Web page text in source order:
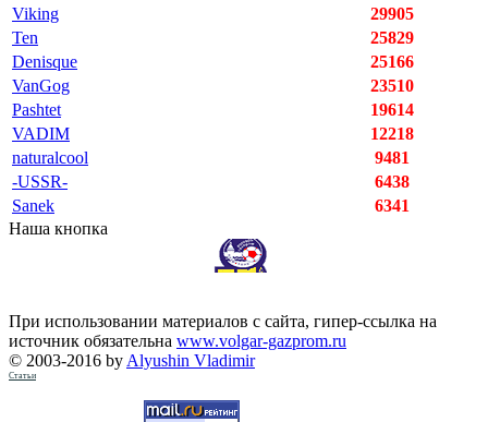
Viking
29905
Ten
25829
Denisque
25166
VanGog
23510
Pashtet
19614
VADIM
12218
naturalcool
9481
-USSR-
6438
Sanek
6341
Наша кнопка
При использовании материалов с сайта, гипер-ссылка на
источник обязательна www.volgar-gazprom.ru
© 2003-2016 by Alyushin Vladimir
Статьи